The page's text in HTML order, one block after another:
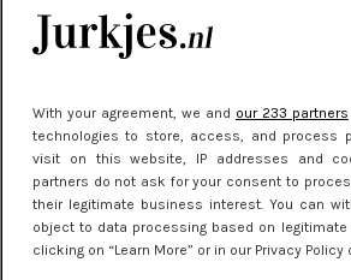
With your agreement, we and our 233 partners
technologies to store, access, and process
visit on this website, IP addresses and
partners do not ask for your consent to
their legitimate business interest. You can
object to data processing based on
clicking on “Learn More” or in our Privacy Policy
7 jurkentrends die
domineren
TIPS
Dit zijn dé